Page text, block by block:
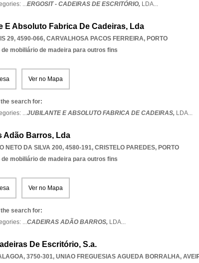
...ERGOSIT - CADEIRAS DE ESCRITÓRIO, LDA...
E Absoluto Fabrica De Cadeiras, Lda
29, 4590-066, CARVALHOSA PACOS FERREIRA, PORTO
de mobiliário de madeira para outros fins
Ver no Mapa
search for:
...JUBILANTE E ABSOLUTO FABRICA DE CADEIRAS, LDA...
Adão Barros, Lda
NETO DA SILVA 200, 4580-191, CRISTELO PAREDES, PORTO
de mobiliário de madeira para outros fins
Ver no Mapa
search for:
...CADEIRAS ADÃO BARROS, LDA...
De Escritório, S.a.
3750-301, UNIAO FREGUESIAS AGUEDA BORRALHA,